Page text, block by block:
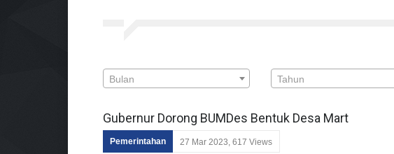
Bulan Tahun
Gubernur Dorong BUMDes Bentuk Desa Mart
Pemerintahan 27 Mar 2023, 617 Views